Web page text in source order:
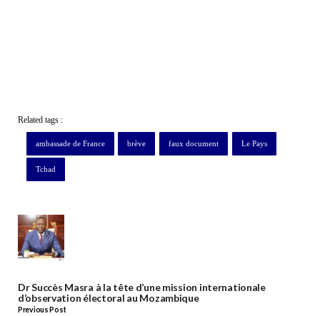
Related tags :
ambassade de France brève faux document Le Pays
Tchad
Dr Succès Masra à la tête d’une mission internationale
d’observation électoral au Mozambique
Previous Post